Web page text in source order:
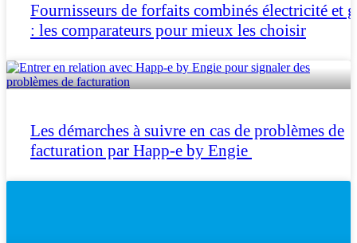
Fournisseurs de forfaits combinés électricité et
: les comparateurs pour mieux les choisir
Les démarches à suivre en cas de problèmes de
facturation par Happ-e by Engie